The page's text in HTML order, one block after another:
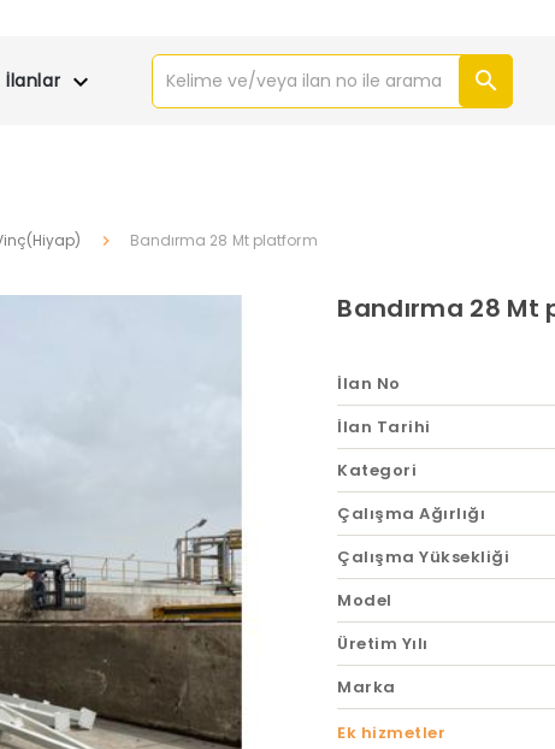
İlanlar
Bandırma 28 Mt platform
Bandırma 28
İlan No
İlan Tarihi
Kategori
Çalışma Ağırlığı
Çalışma Yüksekliği
Model
Üretim Yılı
Marka
Ek hizmetler